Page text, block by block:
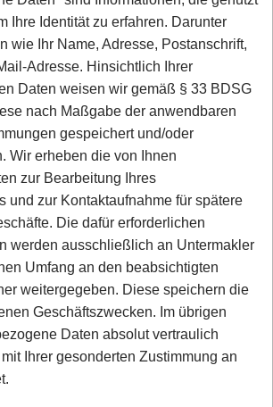
Ihre Identität zu erfahren. Darunter
wie Ihr Name, Adresse, Postanschrift,
Adresse. Hinsichtlich Ihrer
Daten weisen wir gemäß § 33 BDSG
nach Maßgabe der anwendbaren
gespeichert und/oder
Wir erheben die von Ihnen
zur Bearbeitung Ihres
und zur Kontaktaufnahme für spätere
Die dafür erforderlichen
werden ausschließlich an Untermakler
Umfang an den beabsichtigten
weitergegeben. Diese speichern die
Geschäftszwecken. Im übrigen
Daten absolut vertraulich
Ihrer gesonderten Zustimmung an